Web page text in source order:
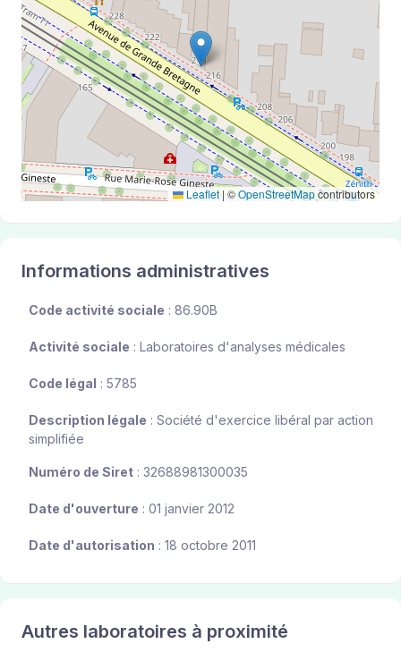
Leaflet | ©OpenStreetMapcontributors
Informations administratives
Code activité sociale : 86.90B
Activité sociale : Laboratoires d'analyses médicales
Code légal : 5785
Description légale : Société d'exercice libéral par action
simplifiée
Numéro de Siret : 32688981300035
Date d'ouverture : 01 janvier 2012
Date d'autorisation : 18 octobre 2011
Autres laboratoires à proximité